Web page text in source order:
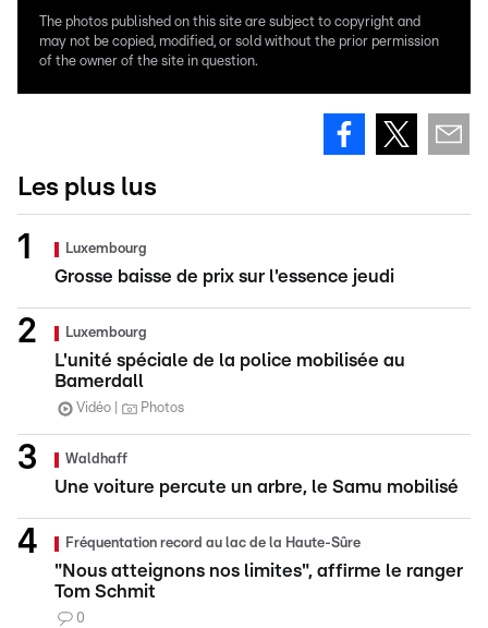
The photos published on this site are subject to copyright and
may not be copied, modified, or sold without the prior permission
of the owner of the site in question.
Les plus lus
Luxembourg
Grosse baisse de prix sur l'essence jeudi
Luxembourg
L'unité spéciale de la police mobilisée au
Bamerdall
Vidéo Photos
Waldhaff
Une voiture percute un arbre, le Samu mobilisé
Fréquentation record au lac de la Haute-Sûre
"Nous atteignons nos limites", affirme le ranger
Tom Schmit
0